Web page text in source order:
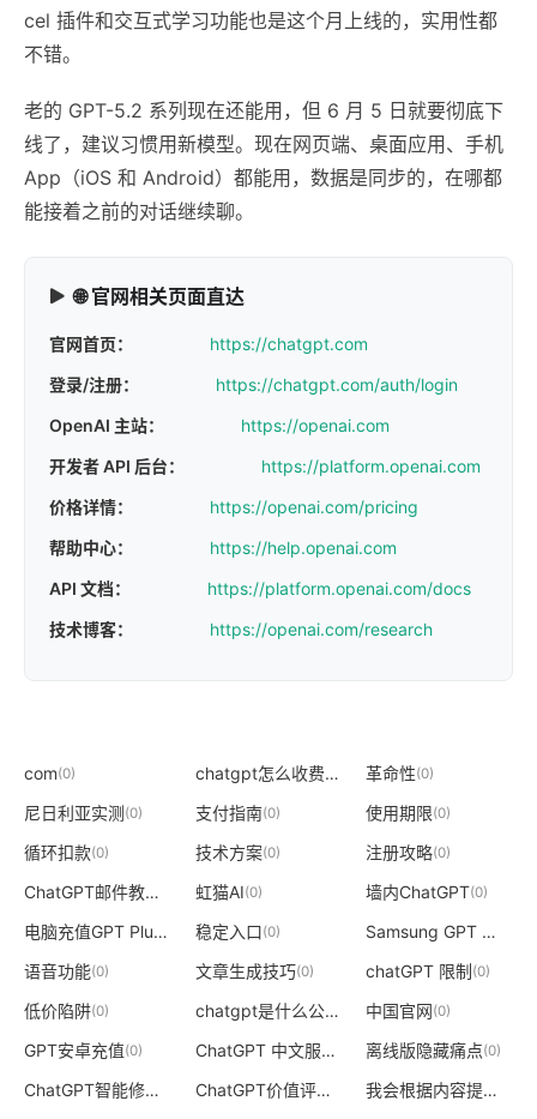
cel 插件和交互式学习功能也是这个月上线的，实用性都
不错。
老的 GPT-5.2 系列现在还能用，但 6 月 5 日就要彻底下
线了，建议习惯用新模型。现在网页端、桌面应用、手机
App（iOS 和 Android）都能用，数据是同步的，在哪都
能接着之前的对话继续聊。
🌐 官网相关页面直达
官网首页：
https://chatgpt.com
登录/注册：
https://chatgpt.com/auth/login
OpenAI 主站：
https://openai.com
开发者 API 后台：
https://platform.openai.com
价格详情：
https://openai.com/pricing
帮助中心：
https://help.openai.com
API 文档：
https://platform.openai.com/docs
技术博客：
https://openai.com/research
com(0) chatgpt怎么收费
(0) 革命性(0)
尼日利亚实测(0) 支付指南(0) 使用期限(0)
循环扣款(0) 技术方案(0) 注册攻略(0)
ChatGPT邮件教程 虹猫AI(0) 墙内ChatGPT(0)
电脑充值GPT Plus(0) 稳定入口(0)
Samsung GPT 避坑指南
语音功能(0) 文章生成技巧(0) chatGPT 限制(0)
低价陷阱(0) chatgpt是什么公司开发的 (0)
中国官网(0)
GPT安卓充值(0) ChatGPT 中文服务 离线版隐藏痛点(0)
ChatGPT智能修图 ChatGPT价值评估 我会根据内容提取2个关键词